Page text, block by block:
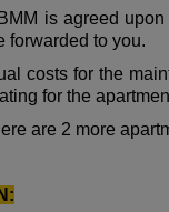
is agreed
forwarded to you.
costs for the
for the
are 2 more